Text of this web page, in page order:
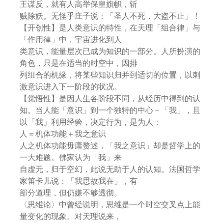
王谋反，就有人高举保皇旗帜，斩
贼除妖。无怪乎庄子说：「圣人不死，大盗不止」！
【开创性】是人类意识的特性，在天理「组合律」与
「作用律」中，宇宙进化到人
类意识，能量层次已成为知识的一部分。人所扮演的
角色，只是在适当的时空中，因排
列组合的机缘，将某些知识归并到适切的位置，以刺
激意识进入下一阶段的状况。
【觉悟性】是因人生各阶段不同，从经历中得到的认
知。当人能「意识」到一个独特的中心－「我」，且
以「我」利用经验，决定行为，是为人：
人＝机体功能＋我之意识
人之机体功能毋庸赘述，「我之意识」却是哲学上的
一大难题。佛家认为「我」来
自虚无，归于空幻，此说无助于人的认知。法国哲学
家笛卡儿说：「我思故我在」，有
部分道理，但仍嫌不够透彻。
〈思维论〉中曾经说明，思维是一个时空交叉点上能
量变化的现象。对天理说来，